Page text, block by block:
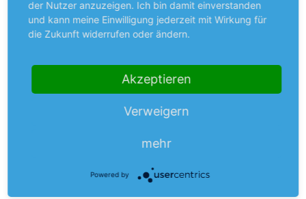
Thyssenkrupp Spin-off wird konkreter
Die Thyssenkrupp-Werkstoff-Handelstochter tk accelis
soll im Herbst an die Börse gebracht werden. Die
der Nutzer anzuzeigen. Ich bin damit einverstanden
und kann meine Einwilligung jederzeit mit Wirkung für
die Zukunft widerrufen oder ändern.
Akzeptieren
Verweigern
mehr
Powered by